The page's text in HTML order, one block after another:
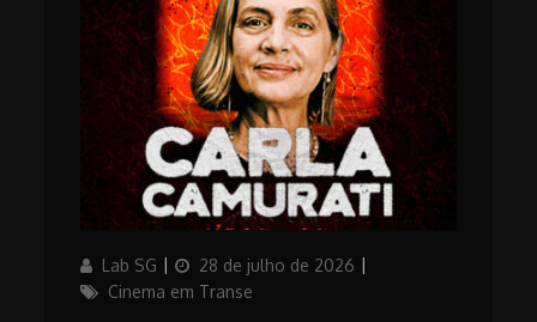
AuthorLab SG
Updated
on
28 de julho de 2026
Cinema em Transe